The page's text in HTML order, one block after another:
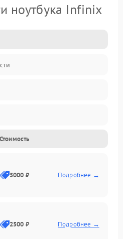
ноутбука Infinix
сбои
Стоимость
5000 ₽ Подробнее →
2500 ₽ Подробнее →